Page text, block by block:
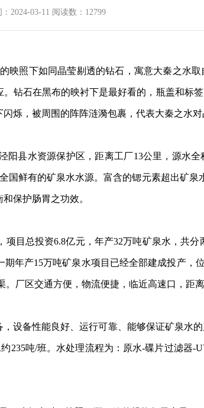
2024-03-11 阅读数：12799
映照下如同晶莹剔透的钻石，寓意大秦之水
钻石在黑布的映衬下是最好看的，瓶盖和标
烁，被周围的阵阵涟漪包裹，代表大秦之水对
阳县水资源保护区，距离工厂13公里，源水
国鲜有的矿泉水水源。富含的锶元素超出矿泉
保护肠胃之功效。
项目总投资6.8亿元，年产32万吨矿泉水 ，共分
期年产15万吨矿泉水项目已经全部建成投产，
。厂区交通方便，物流便捷，临近高速口，距
，设备性能良好、运行可靠、能够保证矿泉水
235吨/班。水处理流程为：原水-碟片过滤器-